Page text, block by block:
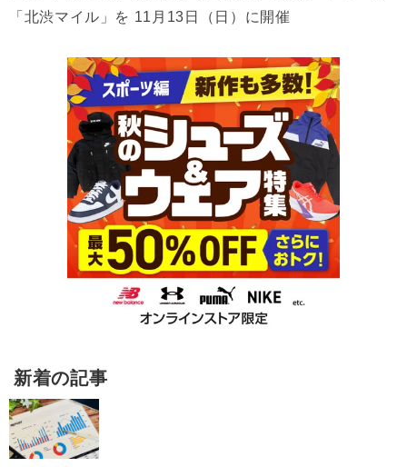
「北渋マイル」を 11月13日（日）に開催
新着の記事